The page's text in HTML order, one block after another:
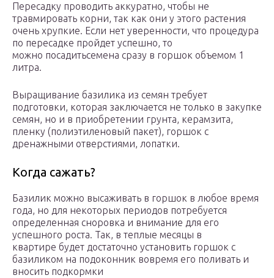
Пересадку проводить аккуратно, чтобы не
травмировать корни, так как они у этого растения
очень хрупкие. Если нет уверенности, что процедура
по пересадке пройдет успешно, то
можно посадитьсемена сразу в горшок объемом 1
литра.
Выращивание базилика из семян требует
подготовки, которая заключается не только в закупке
семян, но и в приобретении грунта, керамзита,
пленку (полиэтиленовый пакет), горшок с
дренажными отверстиями, лопатки.
Когда сажать?
Базилик можно высаживать в горшок в любое время
года, но для некоторых периодов потребуется
определенная сноровка и внимание для его
успешного роста. Так, в теплые месяцы в
квартире будет достаточно установить горшок с
базиликом на подоконник вовремя его поливать и
вносить подкормки